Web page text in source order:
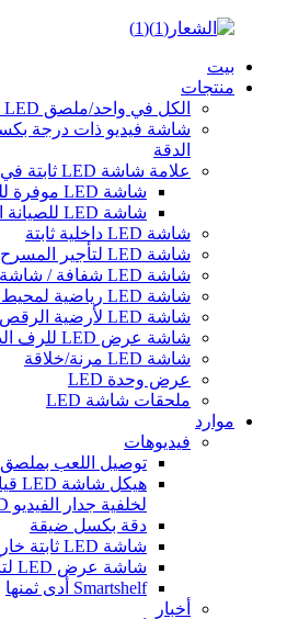
بيت
منتجات
الكل في واحد/ملصق LED للبيع بالتجزئة
الدقة
علامة شاشة LED ثابتة في الهواء الطلق
شاشة LED موفرة للطاقة في الهواء الطلق
شاشة LED للصيانة الأمامية
شاشة LED داخلية ثابتة
شاشة LED لتأجير المسرح
شاشة LED شفافة / شاشة LED ستارة للواجهة
شاشة LED رياضية لمحيط الملعب
شاشة LED لأرضية الرقص التفاعلية
شاشة عرض LED للرف الذكي
شاشة LED مرنة/خلاقة
عرض وحدة LED
ملحقات شاشة LED
موارد
فيديوهات
توصيل اللعب بملصق LED
لخلفية جدار الفيديو LED لتأجير المسرح
دقة بكسل ضيقة
شاشة LED ثابتة خارجية
شاشة عرض LED لتأجير المسرح
Smartshelf أدى ثمنها
أخبار